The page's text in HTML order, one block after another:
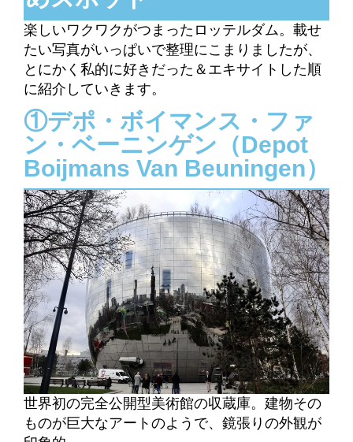
楽しいワクワクがつまったロッテルダム。載せ
たい写真がいっぱいで整理にこまりましたが、
とにかく私的に好きだった＆エキサイトした順
に紹介していきます。
①デポ・ボイマンス・ファ
ン・ベーニンゲン（Depot
Boijmans Van Beuningen）
世界初の完全公開型美術館の収蔵庫。 建物その
ものが巨大なアートのようで、鏡張りの外観が